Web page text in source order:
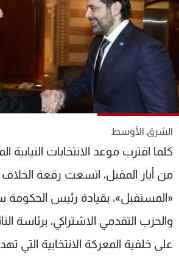
الشرق الأوسط
كلما اقترب موعد الانتخابات
من أيار المقبل، اتسعت رقعة الخلاف
«المستقبل»، بقيادة رئيس الحكومة
والحزب التقدمي الاشتراكي، برئاسة
على خلفية المعركة الانتخابية التي
منوعات
كأس العالم
البرامج
جدول البرامج
شاهد البرامج
الترددات
عن MTV
الإنـتـاج
لاعلاناتكم
وظائف
تواصل معنا
شروط
سياسة